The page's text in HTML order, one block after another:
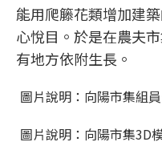
能用爬籐花類增加建
心悅目。於是在農夫
有地方依附生長。
圖片說明：向陽市集組
圖片說明：向陽市集3D